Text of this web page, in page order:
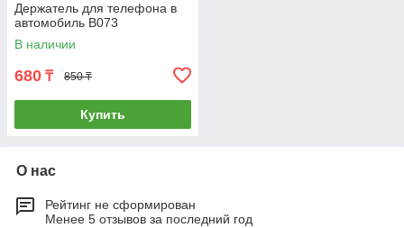
Держатель для телефона в
автомобиль B073
В наличии
680 ₸ 850 ₸
Купить
О нас
Рейтинг не сформирован
Менее 5 отзывов за последний год